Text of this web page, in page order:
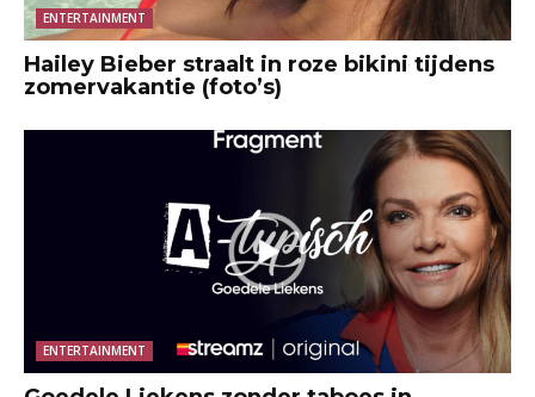
ENTERTAINMENT
Hailey Bieber straalt in roze bikini tijdens
zomervakantie (foto’s)
ENTERTAINMENT